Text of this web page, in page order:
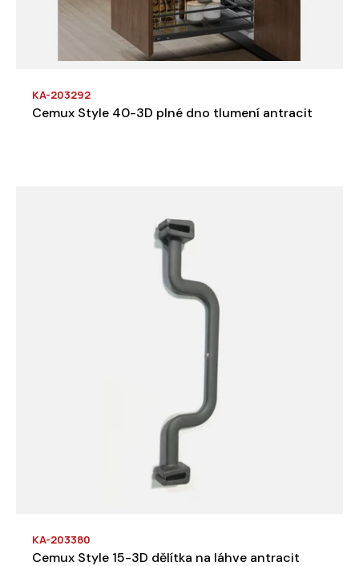
KA-203292
Cemux Style 40-3D plné dno tlumení antracit
KA-203380
Cemux Style 15-3D dělítka na láhve antracit